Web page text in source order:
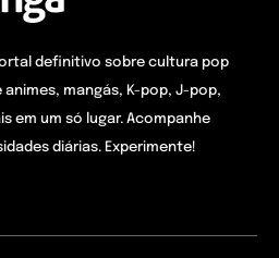
definitivo sobre cultura pop
mangás, K-pop, J-pop,
em um só lugar. Acompanhe
diárias. Experimente!